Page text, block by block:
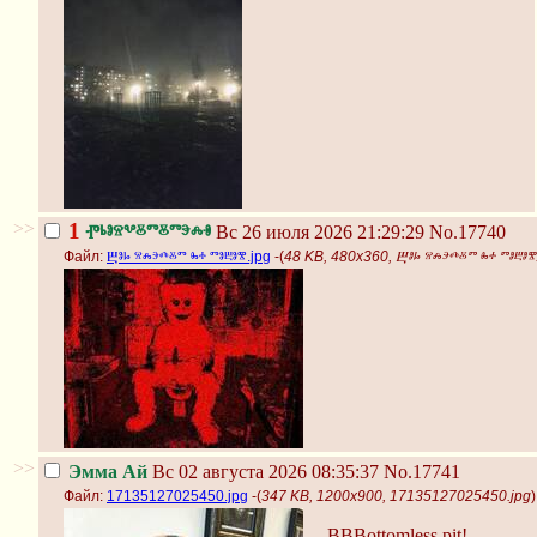
>> 1 Ⱂⱃⱁⱄⰲⰻⱅⰻⱅⰵⰾⱐ Вс 26 июля 2026 21:29:29 No.17740
Файл: Ⰱⱁⱈ ⱄⰾⰵⰴⰻⱅ ⰸⰰ ⱅⱁⰱⱁⰺ.jpg -(48 KB, 480x360, Ⰱⱁⱈ ⱄⰾⰵⰴⰻⱅ ⰸⰰ
>> Эмма Ай Вс 02 августа 2026 08:35:37 No.17741
Файл: 17135127025450.jpg -(347 KB, 1200x900, 17135127025450.jpg)